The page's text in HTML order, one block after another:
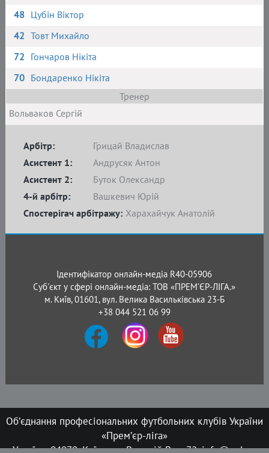
48 Цубін Віктор
42 Товт Михайло
72 Гончаров Нікіта
70 Бондаренко Нікіта
Тренер
Вольваков Сергій
Арбітр:
Грицай Владислав
Асистент 1:
Андрусяк Антон
Асистент 2:
Буток Олександр
4-й арбітр:
Вашкевич Юрій
Спостерігач арбітражу: Харахайчук Анатолій
Ідентифікатор онлайн-медіа R40-05906
Суб'єкт у сфері онлайн-медіа: ТОВ «ПРЕМ’ЄР-ЛІГА.»
м. Київ, 01601, вул. Велика Васильківська 23-Б
+38 044 521 06 99
Об’єднання професіональних футбольних клубів України
«Прем’єр-ліга»
Україна, 04070, Київ, вул. Верхній Вал, 72, info@upl.ua